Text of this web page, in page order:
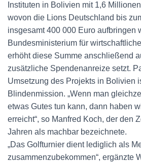
Instituten in Bolivien mit 1,6
wovon die Lions Deutschland bis
insgesamt 400 000 Euro aufbringen
Bundesministerium für
erhöht diese Summe anschließend
zusätzliche Spendenanreize setzt.
Umsetzung des Projekts in Bolivien
Blindenmission. „Wenn man
etwas Gutes tun kann, dann haben
erreicht“, so Manfred Koch, der den
Jahren als machbar bezeichnete.
„Das Golfturnier dient lediglich als
zusammenzubekommen“, ergänzte